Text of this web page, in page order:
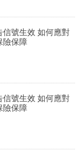
信號生效 如何應對
險保障
信號生效 如何應對
險保障